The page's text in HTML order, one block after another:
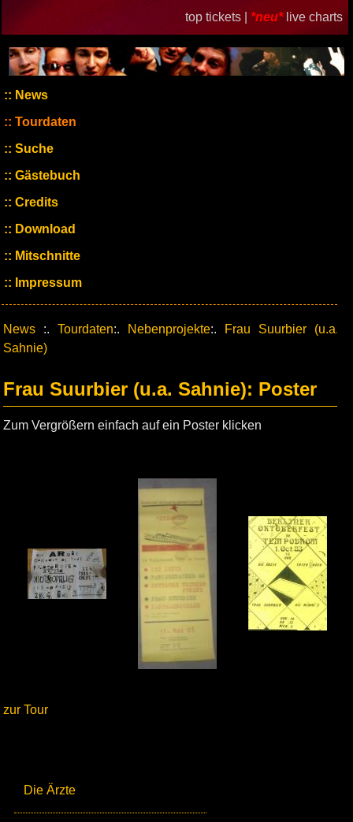
top tickets | *neu* live charts
News
Tourdaten
Suche
Gästebuch
Credits
Download
Mitschnitte
Impressum
Die Ärzte
News :. Tourdaten:. Nebenprojekte:.
Frau Suurbier (u.a.
Sahnie)
Frau Suurbier (u.a. Sahnie): Poster
Zum Vergrößern einfach auf ein Poster klicken
zur Tour